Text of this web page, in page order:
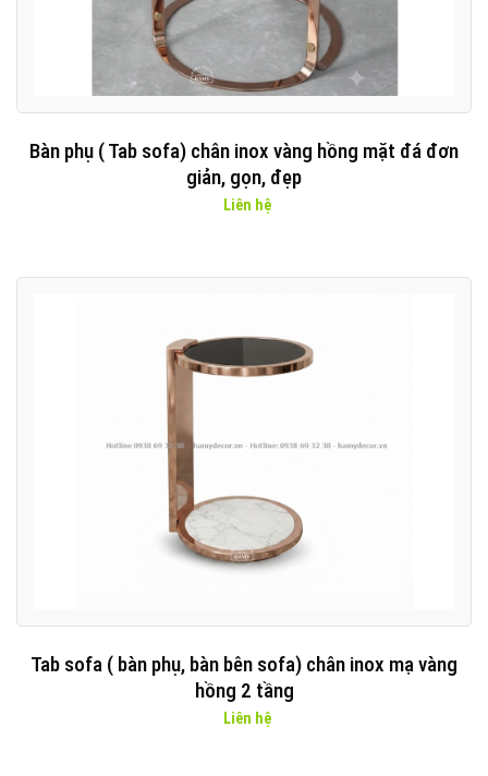
Bàn phụ ( Tab sofa) chân inox vàng hồng mặt đá đơn
giản, gọn, đẹp
Liên hệ
Tab sofa ( bàn phụ, bàn bên sofa) chân inox mạ vàng
hồng 2 tầng
Liên hệ